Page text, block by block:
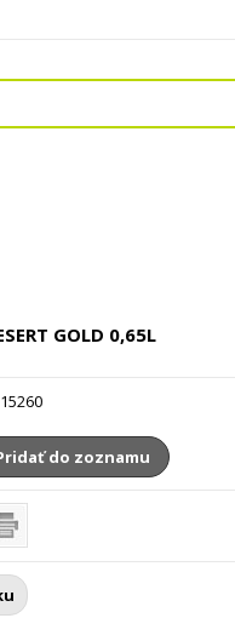
GOLD 0,65L
do zoznamu